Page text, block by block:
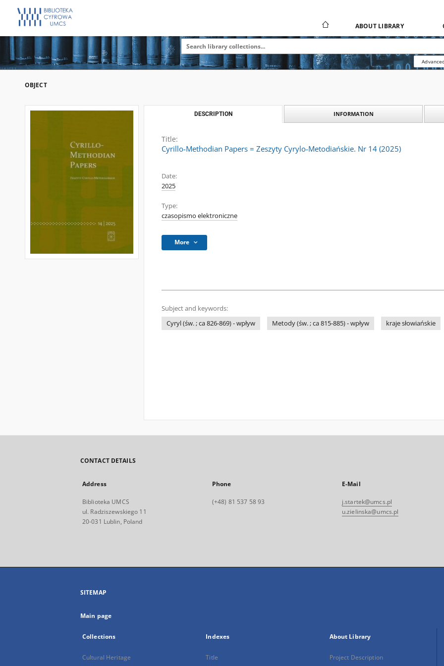
ABOUT LIBRARY
OBJECT
DESCRIPTION INFORMATION
Title:
Cyrillo-Methodian Papers = Zeszyty Cyrylo-Metodiańskie. Nr 14 (2025)
Date:
2025
Type:
czasopismo elektroniczne
More
Subject and keywords:
Cyryl (św. ; ca 826-869) - wpływ
Metody (św. ; ca 815-885) - wpływ kraje słowiańskie
CONTACT DETAILS
Address
Biblioteka UMCS
ul. Radziszewskiego 11
20-031 Lublin, Poland
Phone
(+48) 81 537 58 93
E-Mail
j.startek@umcs.pl
u.zielinska@umcs.pl
SITEMAP
Main page
Collections
Cultural Heritage
Indexes
Title
About Library
Project Description